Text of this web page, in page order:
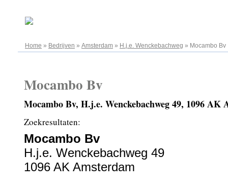
Home » Bedrijven » Amsterdam » H.j.e. Wenckebachweg » Mocambo Bv
Mocambo Bv
Mocambo Bv, H.j.e. Wenckebachweg 49, 1096 AK
Zoekresultaten:
Mocambo Bv
H.j.e. Wenckebachweg 49
1096 AK Amsterdam